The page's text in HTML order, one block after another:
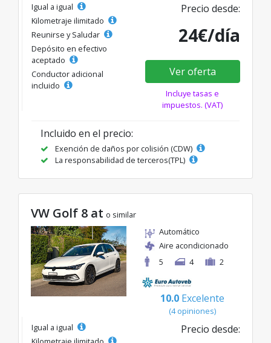
Igual a igual
Kilometraje ilimitado
Reunirse y Saludar
Depósito en efectivo
aceptado
Conductor adicional
incluido
Precio desde:
24€/día
Ver oferta
Incluye tasas e
impuestos. (VAT)
Incluido en el precio:
Exención de daños por colisión (CDW)
La responsabilidad de terceros(TPL)
VW Golf 8 at o similar
Automático
Aire acondicionado
5
4 2
10.0 Excelente
(4 opiniones)
Igual a igual
Precio desde: